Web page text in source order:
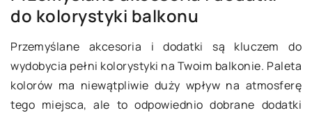
do kolorystyki balkonu
Przemyślane akcesoria i dodatki są kluczem do
wydobycia pełni kolorystyki na Twoim balkonie. Paleta
kolorów ma niewątpliwie duży wpływ na atmosferę
tego miejsca, ale to odpowiednio dobrane dodatki